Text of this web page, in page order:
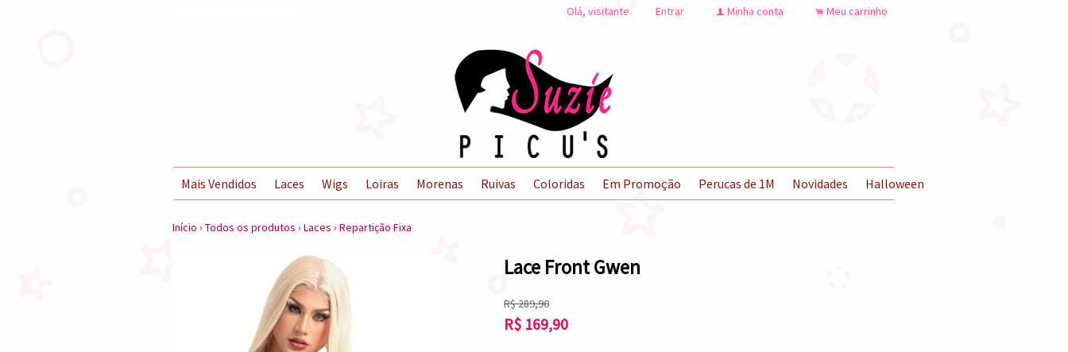
Olá, visitante. Entrar f Minha conta . Meu carrinho
Mais Vendidos Laces Wigs Loiras Morenas Ruivas Coloridas Em Promoção Perucas de 1M Novidades Halloween
Início › Todos os produtos › Laces › Repartição Fixa
Lace Front Gwen
R$289,90
R$ 169,90